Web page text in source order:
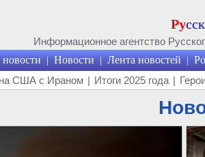
Ру
Информационное агентство
| Новости | Лента новостей |
США с Ираном | Итоги 2025 года |